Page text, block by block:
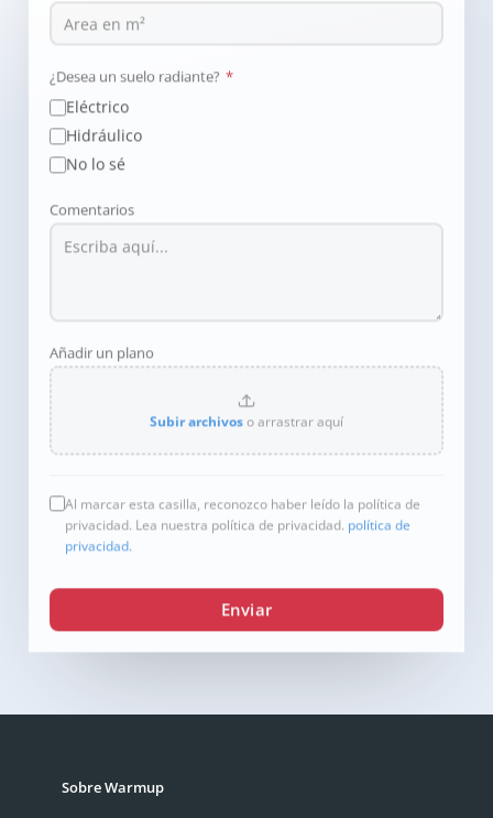
¿Desea un suelo radiante? *
Eléctrico
Hidráulico
No lo sé
Comentarios
Añadir un plano
Subir archivoso arrastrar aquí
Al marcar esta casilla, reconozco haber leído la política de
privacidad. Lea nuestra política de privacidad. política de
privacidad.
Enviar
Sobre Warmup